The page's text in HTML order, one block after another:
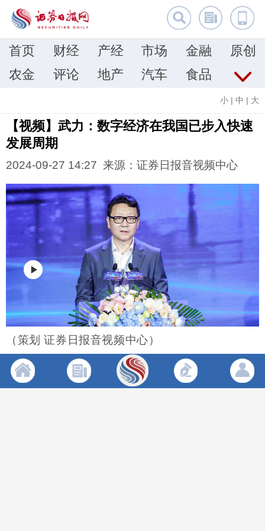
首页 财经 产经 市场 金融
原创
农金
评论 地产 汽车 食品
小 | 中 | 大
【视频】武力：数字经济在我国已步入快速
发展周期
2024-09-27 14:27 来源：证券日报音视频中心
（策划 证券日报音视频中心）